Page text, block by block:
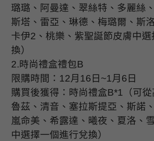
璐璐、阿曼達、翠絲特、多麗絲
斯塔、雷亞、琳德、梅璐爾、斯
卡伊2 、桃樂、紫聖誕節皮膚中
換）
2.時尚禮盒禮包B
限購時間： 12月 16 日 ~1月 6 日
購買後獲得：時尚禮盒B*1 （可
魯茲、清音、塞拉斯提亞、斯諾
嵐命美、希露達、曦夜、夏洛、
中選擇一個進行兌換）